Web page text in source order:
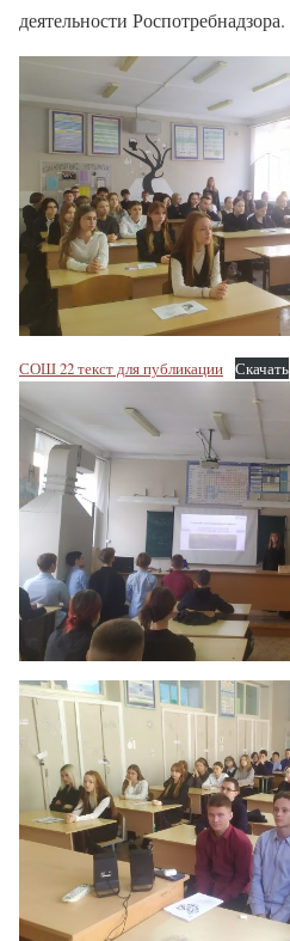
деятельности Роспотребнадзора.
СОШ 22 текст для публикации Скачать